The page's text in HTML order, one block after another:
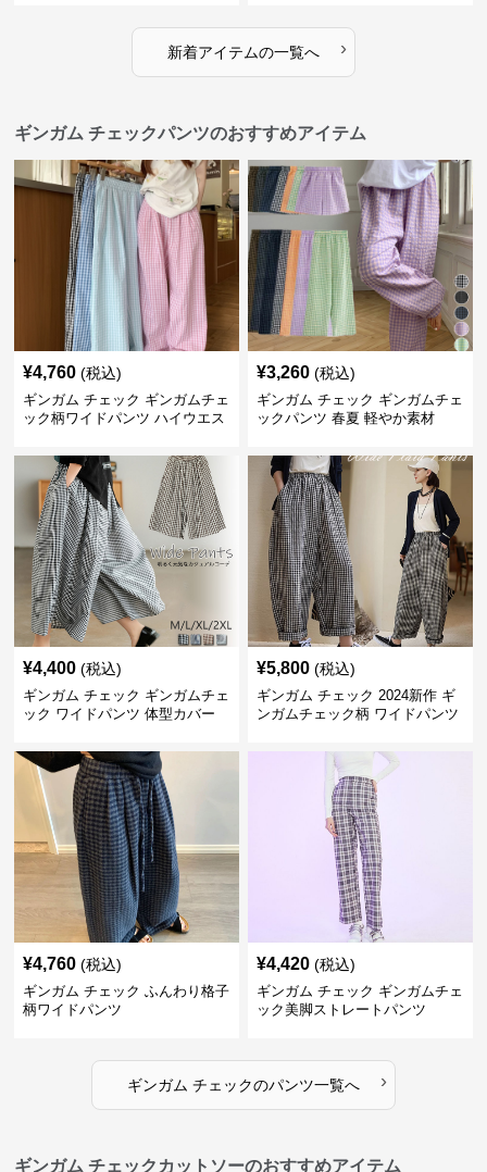
新着アイテムの一覧へ ›
ギンガム チェックパンツのおすすめアイテム
¥4,760 (税込)
ギンガム チェック ギンガムチェ
ック柄ワイドパンツ ハイウエス
¥3,260 (税込)
ギンガム チェック ギンガムチェ
ックパンツ 春夏 軽やか素材
¥4,400 (税込)
ギンガム チェック ギンガムチェ
ック ワイドパンツ 体型カバー
¥5,800 (税込)
ギンガム チェック 2024新作 ギ
ンガムチェック柄 ワイドパンツ
¥4,760 (税込)
ギンガム チェック ふんわり格子
柄ワイドパンツ
¥4,420 (税込)
ギンガム チェック ギンガムチェ
ック美脚ストレートパンツ
ギンガム チェックのパンツ一覧へ ›
ギンガム チェックカットソーのおすすめアイテム